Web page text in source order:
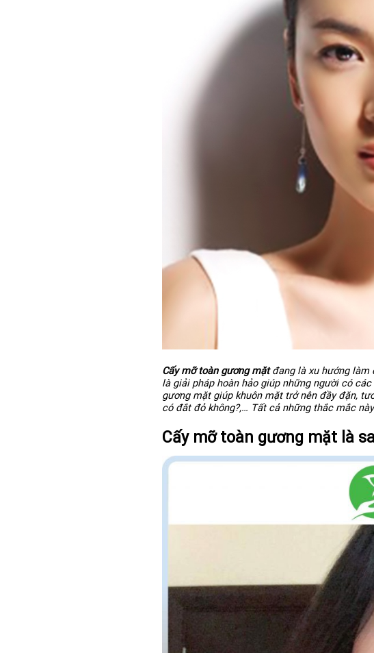
Cấy mỡ toàn gương mặtđang là xu hướng làm
là giải pháp hoàn hảo giúp những người có
gương mặt giúp khuôn mặt trở nên đầy đặn,
có đắt đỏ không?,… Tất cả những thắc mắc
Cấy mỡ toàn gương mặt là